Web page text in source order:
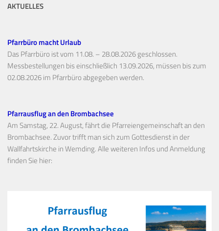
AKTUELLES
Pfarrbüro macht Urlaub
Das Pfarrbüro ist vom 11.08. – 28.08.2026 geschlossen.
Messbestellungen bis einschließlich 13.09.2026, müssen bis zum
02.08.2026 im Pfarrbüro abgegeben werden.
Pfarrausflug an den Brombachsee
Am Samstag, 22. August, fährt die Pfarreiengemeinschaft an den
Brombachsee. Zuvor trifft man sich zum Gottesdienst in der
Wallfahrtskirche in Wemding. Alle weiteren Infos und Anmeldung
finden Sie hier: